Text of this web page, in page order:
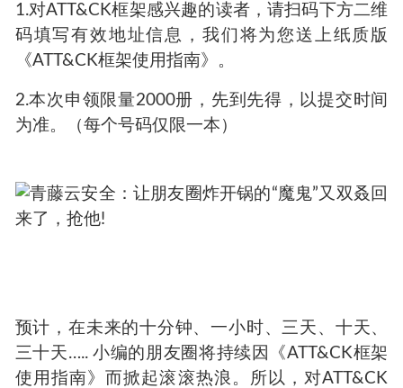
1.对ATT&CK框架感兴趣的读者，请扫码下方二维
码填写有效地址信息，我们将为您送上纸质版
《ATT&CK框架使用指南》。
2.本次申领限量2000册，先到先得，以提交时间
为准。（每个号码仅限一本）
预计，在未来的十分钟、一小时、三天、十天、
三十天….. 小编的朋友圈将持续因《ATT&CK框架
使用指南》而掀起滚滚热浪。所以，对ATT&CK